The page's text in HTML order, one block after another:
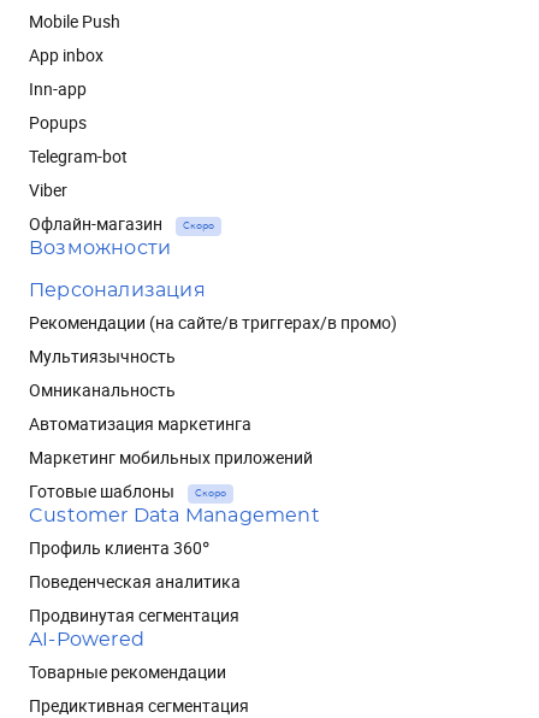
Mobile Push
App inbox
Inn-app
Popups
Telegram-bot
Viber
Офлайн-магазин
Скоро
Возможности
Персонализация
Рекомендации (на сайте/в триггерах/в промо)
Мультиязычность
Омниканальность
Автоматизация маркетинга
Маркетинг мобильных приложений
Готовые шаблоны
Скоро
Customer Data Management
Профиль клиента 360°
Поведенческая аналитика
Продвинутая сегментация
AI-Powered
Товарные рекомендации
Предиктивная сегментация